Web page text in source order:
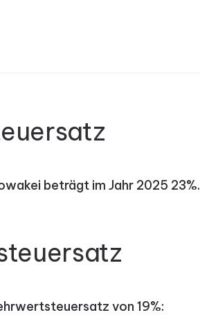
beträgt im Jahr 2025 23%.
von 19%: